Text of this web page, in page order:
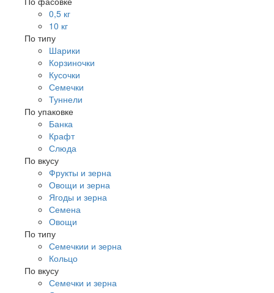
0,5 кг
10 кг
По типу
Шарики
Корзиночки
Кусочки
Семечки
Туннели
По упаковке
Банка
Крафт
Слюда
По вкусу
Фрукты и зерна
Овощи и зерна
Ягоды и зерна
Семена
Овощи
По типу
Семечкии и зерна
Кольцо
По вкусу
Семечки и зерна